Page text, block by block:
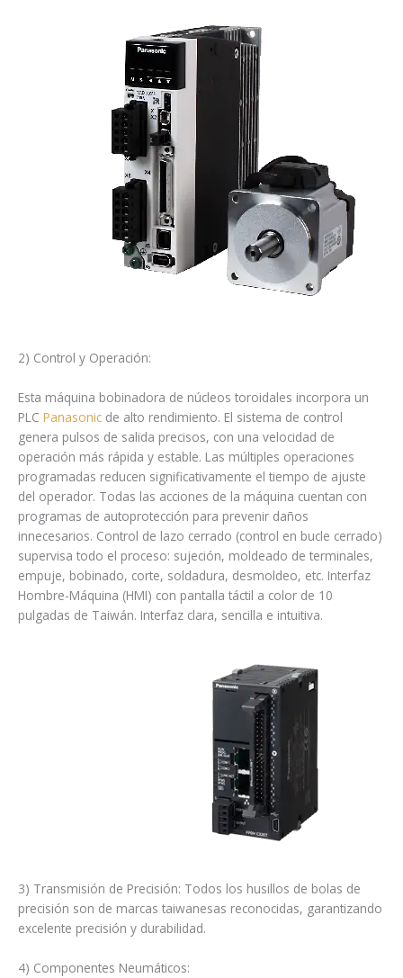
2) Control y Operación:
Esta máquina bobinadora de núcleos toroidales incorpora un
PLC Panasonic de alto rendimiento. El sistema de control
genera pulsos de salida precisos, con una velocidad de
operación más rápida y estable. Las múltiples operaciones
programadas reducen significativamente el tiempo de ajuste
del operador. Todas las acciones de la máquina cuentan con
programas de autoprotección para prevenir daños
innecesarios. Control de lazo cerrado (control en bucle cerrado)
supervisa todo el proceso: sujeción, moldeado de terminales,
empuje, bobinado, corte, soldadura, desmoldeo, etc. Interfaz
Hombre-Máquina (HMI) con pantalla táctil a color de 10
pulgadas de Taiwán. Interfaz clara, sencilla e intuitiva.
3) Transmisión de Precisión: Todos los husillos de bolas de
precisión son de marcas taiwanesas reconocidas, garantizando
excelente precisión y durabilidad.
4) Componentes Neumáticos: